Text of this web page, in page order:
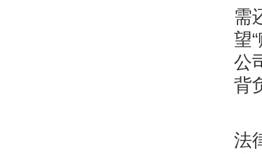
需
望
公
背
法